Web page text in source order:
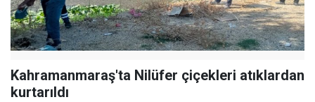
Kahramanmaraş'ta Nilüfer çiçekleri atıklardan
kurtarıldı